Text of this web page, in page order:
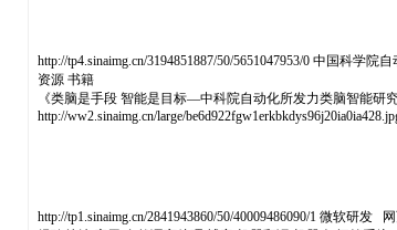
http://tp4.sinaimg.cn/3194851887/50/5651047953/0 中国科学院
资源 书籍
《类脑是手段 智能是目标—中科院自动化所发力类脑智能研
http://ww2.sinaimg.cn/large/
http://tp1.sinaimg.cn/2841943860/50/40009486090/1 微软研发